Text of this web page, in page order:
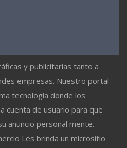
y publicitarias tanto a
empresas. Nuestro portal
tecnología donde los
cuenta de usuario para que
anuncio personal mente.
Les brinda un micrositio